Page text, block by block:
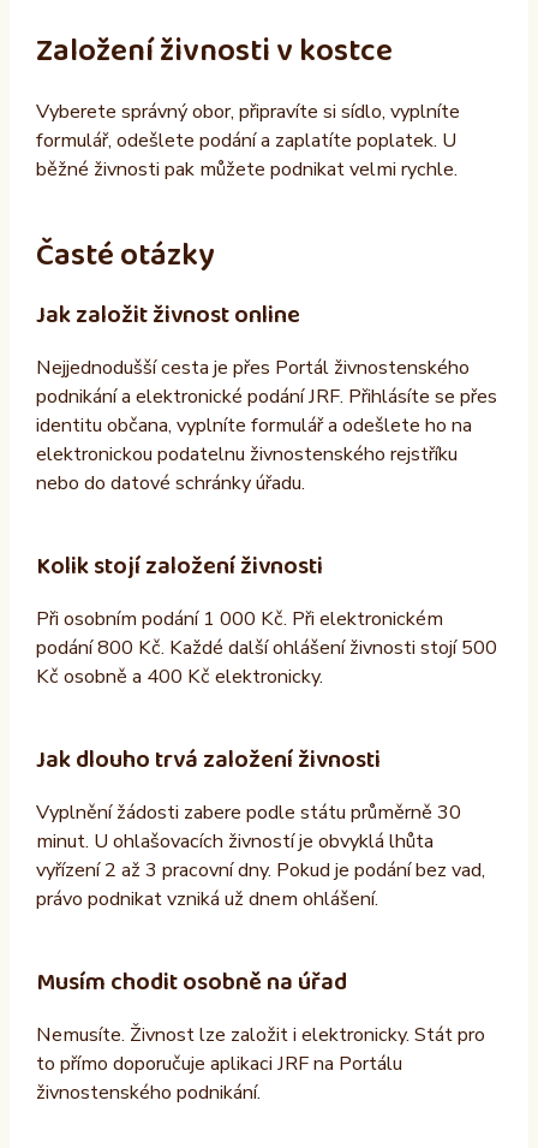
Založení živnosti v kostce
Vyberete správný obor, připravíte si sídlo, vyplníte
formulář, odešlete podání a zaplatíte poplatek. U
běžné živnosti pak můžete podnikat velmi rychle.
Časté otázky
Jak založit živnost online
Nejjednodušší cesta je přes Portál živnostenského
podnikání a elektronické podání JRF. Přihlásíte se přes
identitu občana, vyplníte formulář a odešlete ho na
elektronickou podatelnu živnostenského rejstříku
nebo do datové schránky úřadu.
Kolik stojí založení živnosti
Při osobním podání 1 000 Kč. Při elektronickém
podání 800 Kč. Každé další ohlášení živnosti stojí 500
Kč osobně a 400 Kč elektronicky.
Jak dlouho trvá založení živnosti
Vyplnění žádosti zabere podle státu průměrně 30
minut. U ohlašovacích živností je obvyklá lhůta
vyřízení 2 až 3 pracovní dny. Pokud je podání bez vad,
právo podnikat vzniká už dnem ohlášení.
Musím chodit osobně na úřad
Nemusíte. Živnost lze založit i elektronicky. Stát pro
to přímo doporučuje aplikaci JRF na Portálu
živnostenského podnikání.